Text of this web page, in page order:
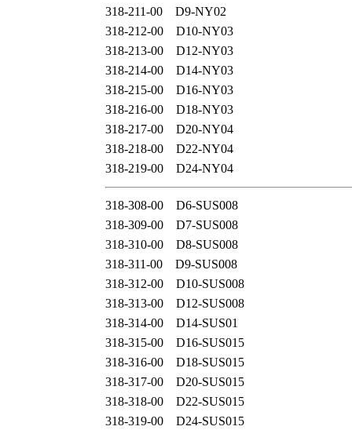
318‐211‐00 D9‐NY02
318‐212‐00 D10‐NY03
318‐213‐00 D12‐NY03
318‐214‐00 D14‐NY03
318‐215‐00 D16‐NY03
318‐216‐00 D18‐NY03
318‐217‐00 D20‐NY04
318‐218‐00 D22‐NY04
318‐219‐00 D24‐NY04
318‐308‐00 D6‐SUS008
318‐309‐00 D7‐SUS008
318‐310‐00 D8‐SUS008
318‐311‐00 D9‐SUS008
318‐312‐00 D10‐SUS008
318‐313‐00 D12‐SUS008
318‐314‐00 D14‐SUS01
318‐315‐00 D16‐SUS015
318‐316‐00 D18‐SUS015
318‐317‐00 D20‐SUS015
318‐318‐00 D22‐SUS015
318‐319‐00 D24‐SUS015